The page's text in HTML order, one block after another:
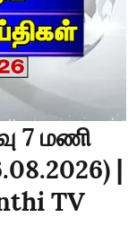
7 மணி
|
TV